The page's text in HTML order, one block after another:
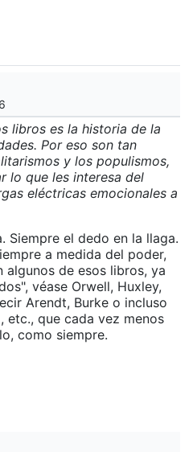
libros es la historia de la
Por eso son tan
y los populismos,
lo que les interesa del
eléctricas emocionales a
Siempre el dedo en la llaga.
a medida del poder,
de esos libros, ya
véase Orwell, Huxley,
Arendt, Burke o incluso
etc., que cada vez menos
como siempre.